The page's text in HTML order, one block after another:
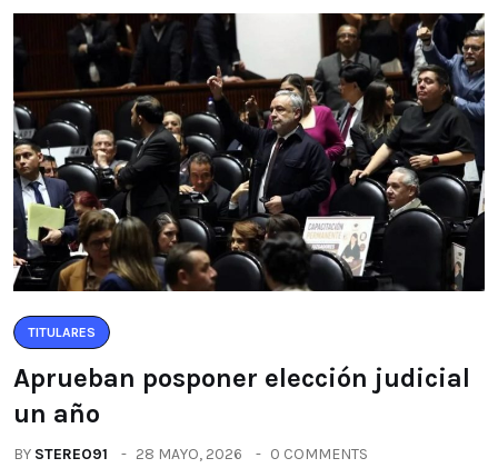
TITULARES
Aprueban posponer elección judicial
un año
BY STEREO91 28 MAYO, 2026 0 COMMENTS